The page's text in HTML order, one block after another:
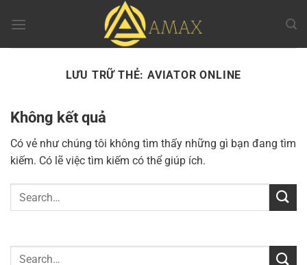
đến
LƯU TRỮ THẺ:AVIATOR ONLINE
Không kết quả
Có vẻ như chúng tôi không tìm thấy những gì bạn đang tìm
kiếm. Có lẽ việc tìm kiếm có thể giúp ích.